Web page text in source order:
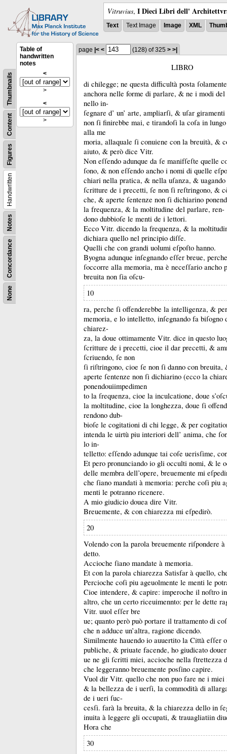
Vitruvius, I Dieci Libri dell'
Text Text Image Image XML
None
Concordance
Notes
Handwritten
Figures
Content
Thumbnails
Table of
handwritten
notes
<
>
<
>
page |< < (128) of 325 > >|
LIBRO
di chilegge; ne questa difficultà posta
anchora nelle forme di parlare, & ne i modi
nello in-
ſegnare d’ un’ arte, ampliarſi, & uſar
non ſi finirebbe mai, e tirandoſi la coſa in
alla me
moria, allaquale ſi conuiene con la breuità, &
aiuto, & però dice Vitr.
Non eſſendo adunque da ſe manifſeſte quelle
ſono, & non eſſendo ancho i nomi di quelle
chiari nella pratica, & nella uſanza, &
ſcritture de i precetti, ſe non ſi reſtringono, &
che, & aperte ſentenze non ſi dichiarino
la frequenza, & la moltitudine del parlare, ren-
dono dubbioſe le menti de i lettori.
Ecco Vitr. dicendo la frequenza, & la
dichiara quello nel principio diſſe.
Quelli che con grandi uolumi eſpoſto hanno.
Byogna adunque inſegnando eſſer breue,
ſoccorre alla memoria, ma è neceſſario ancho
breuita non ſia oſcu-
10
ra, perche ſi offenderebbe la intelligenza, &
memoria, e lo intelletto, inſegnando fa
chiarez-
za, la doue ottimamente Vitr. dice in questo
ſcritture de i precetti, cioe il dar precetti, &
ſcriuendo, ſe non
ſi riſtringono, cioe ſe non ſi danno con
aperte ſentenze non ſi dichiarino (ecco la
ponendouiimpedimen
to la ſrequenza, cioe la inculcatione, doue
la moltitudine, cioe la longhezza, doue ſi
rendono dub-
bioſe le cogitationi di chi legge, & per
intenda le uirtù piu interiori dell’ anima, che
lo in-
telletto: eſſendo adunque tai coſe uerisſime,
Et pero pronunciando io gli occulti nomi, & le
delle membra dell’opere, breuemente mi
che ſiano mandati à memoria: perche coſi piu
menti le potranno ricenere.
A mio giudicio douea dire Vitr.
Breuemente, & con chiarezza mi eſpedirò.
20
Volendo con la parola breuemente riſpondere
detto.
Accioche ſiano mandate à memoria.
Et con la parola chiarezza Satisfar à quello,
Percioche coſi piu ageuolmente le menti le
Cioe intendere, & capire: imperoche il noſtro
altro, che un certo riceuimennto: per le dette
Vitr. uuol eſſer bre
ue; quanto però può portare il trattamento di
che n adduce un’altra, ragione dicendo.
Similmente hauendo io auuertito la Città eſſer
publiche, & priuate facende, ho giudicato douer
ue ne gli ſcritti miei, accioche nella ſtrettezza
che leggeranno breuemente posſino capire.
Vuol dir Vitr. quello che non puo fare ne i
& la bellezza de i uerſi, la commodità di
de i ueri ſuc-
cesſi. farà la breuita, & la chiarezza dello in
inuita à leggere gli occupati, & trauagliatiin
Hora che
30